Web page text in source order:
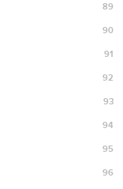
89
90
91
92
93
94
95
96